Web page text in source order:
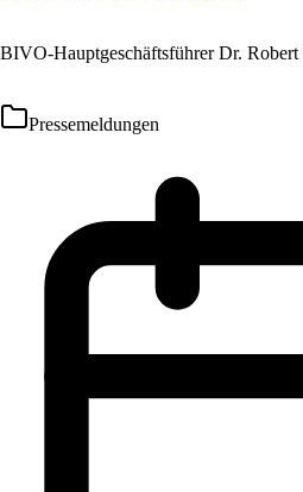
BIVO-Hauptgeschäftsführer Dr.
Pressemeldungen